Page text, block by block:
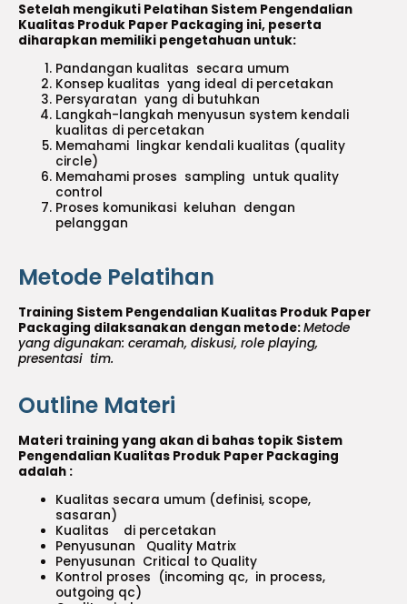
Setelah mengikuti Pelatihan Sistem Pengendalian
Kualitas Produk Paper Packaging ini, peserta
diharapkan memiliki pengetahuan untuk:
Pandangan kualitas secara umum
Konsep kualitas yang ideal di percetakan
Persyaratan yang di butuhkan
Langkah-langkah menyusun system kendali
kualitas di percetakan
Memahami lingkar kendali kualitas (quality
circle)
Memahami proses sampling untuk quality
control
Proses komunikasi keluhan dengan
pelanggan
Metode Pelatihan
Training Sistem Pengendalian Kualitas Produk Paper
Packaging dilaksanakan dengan metode:Metode
yang digunakan: ceramah, diskusi, role playing,
presentasi tim.
Outline Materi
Materi training yang akan di bahas topik Sistem
Pengendalian Kualitas Produk Paper Packaging
adalah :
Kualitas secara umum (definisi, scope,
sasaran)
Kualitas di percetakan
Penyusunan Quality Matrix
Penyusunan Critical to Quality
Kontrol proses (incoming qc, in process,
outgoing qc)